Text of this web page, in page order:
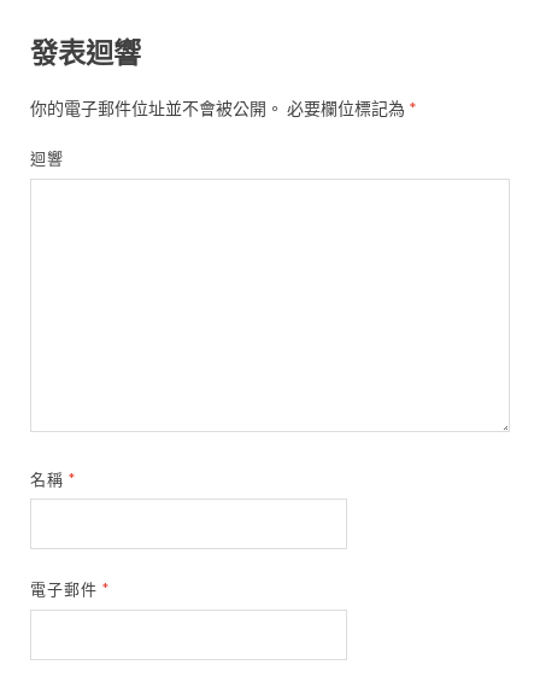
發表迴響
你的電子郵件位址並不會被公開。 必要欄位標記為 *
迴響
名稱*
電子郵件*